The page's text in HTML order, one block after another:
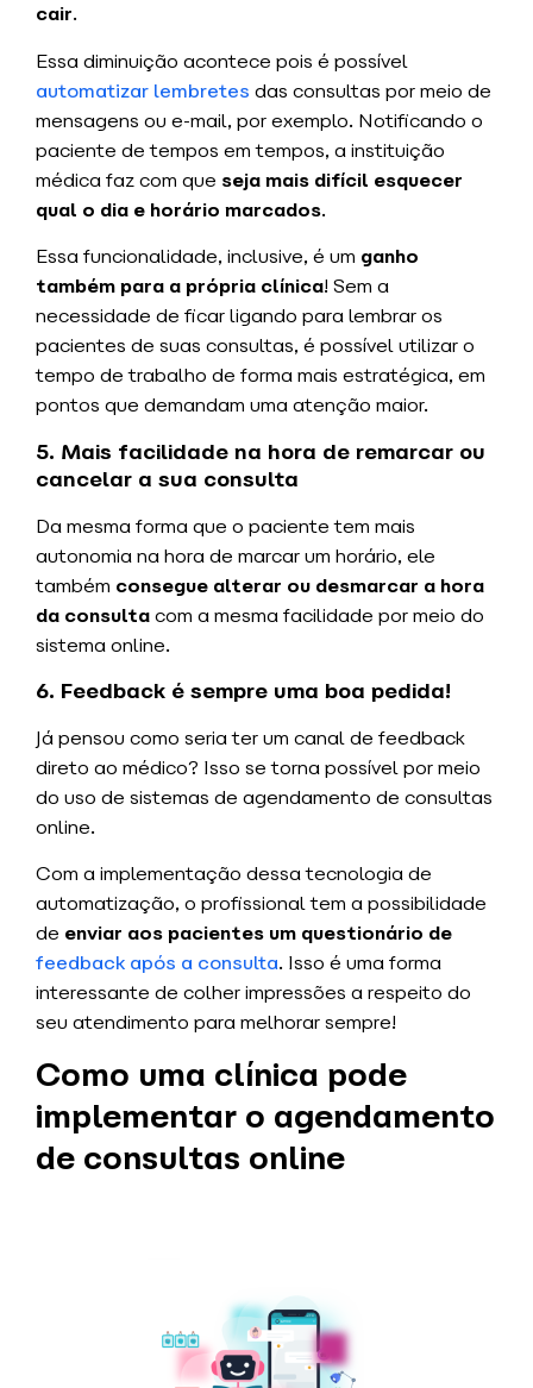
cair.
Essa diminuição acontece pois é possível
automatizar lembretes das consultas por meio de
mensagens ou e-mail, por exemplo. Notificando o
paciente de tempos em tempos, a instituição
médica faz com que seja mais difícil esquecer
qual o dia e horário marcados.
Essa funcionalidade, inclusive, é um ganho
também para a própria clínica! Sem a
necessidade de ficar ligando para lembrar os
pacientes de suas consultas, é possível utilizar o
tempo de trabalho de forma mais estratégica, em
pontos que demandam uma atenção maior.
5. Mais facilidade na hora de remarcar ou
cancelar a sua consulta
Da mesma forma que o paciente tem mais
autonomia na hora de marcar um horário, ele
também consegue alterar ou desmarcar a hora
da consultacom a mesma facilidade por meio do
sistema online.
6. Feedback é sempre uma boa pedida!
Já pensou como seria ter um canal de feedback
direto ao médico? Isso se torna possível por meio
do uso de sistemas de agendamento de consultas
online.
Com a implementação dessa tecnologia de
automatização, o profissional tem a possibilidade
de enviar aos pacientes um questionário de
feedback após a consulta. Isso é uma forma
interessante de colher impressões a respeito do
seu atendimento para melhorar sempre!
Como uma clínica pode
implementar o agendamento
de consultas online